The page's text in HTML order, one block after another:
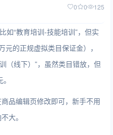
0 0 125
如“教育培训-技能培训”，但实
的正规虚拟类目保证金），
（线下）”，虽然类目错放，但
品编辑页修改即可，新手不用
大。